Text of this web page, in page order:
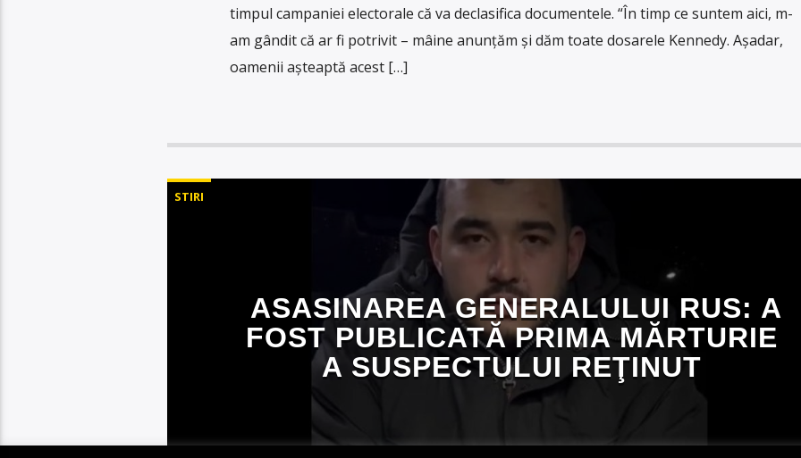
timpul campaniei electorale că va declasifica documentele. “În timp ce suntem aici, m-
am gândit că ar fi potrivit – mâine anunțăm și dăm toate dosarele Kennedy. Așadar,
oamenii așteaptă acest […]
STIRI
ASASINAREA GENERALULUI RUS: A
FOST PUBLICATĂ PRIMA MĂRTURIE
A SUSPECTULUI REŢINUT